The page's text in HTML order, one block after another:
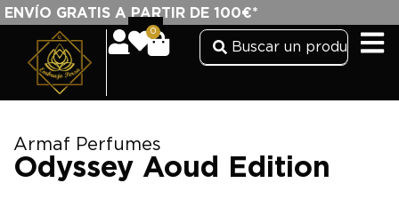
ENVÍO GRATIS A PARTIR DE 100€*
0
Armaf Perfumes
Odyssey Aoud Edition